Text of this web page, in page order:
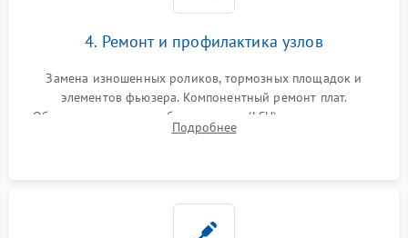
4. Ремонт и профилактика узлов
Замена изношенных роликов, тормозных площадок и
элементов фьюзера. Компонентный ремонт плат.
Обязательная очистка блока лазера (LSU), зеркал и тракта
печати от просыпанного тонера и бумажной пыли.
Подробнее